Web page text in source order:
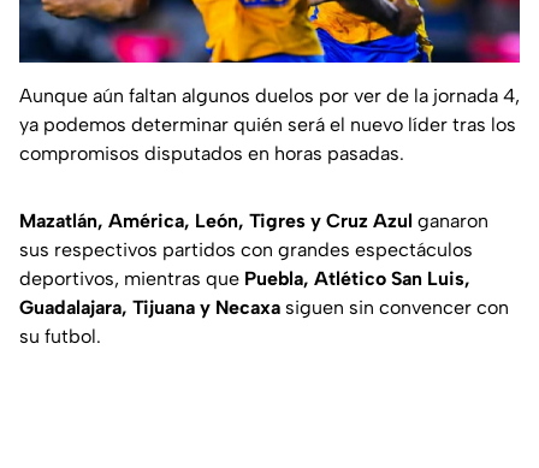
Aunque aún faltan algunos duelos por ver de la jornada 4,
ya podemos determinar quién será el nuevo líder tras los
compromisos disputados en horas pasadas.
Mazatlán, América, León, Tigres y Cruz Azul ganaron
sus respectivos partidos con grandes espectáculos
deportivos, mientras que Puebla, Atlético San Luis,
Guadalajara, Tijuana y Necaxa siguen sin convencer con
su futbol.